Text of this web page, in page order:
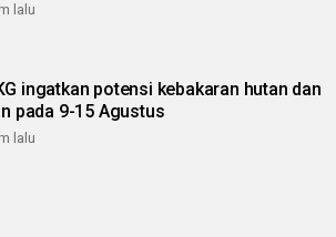
lalu
ingatkan potensi kebakaran hutan dan
pada 9-15 Agustus
lalu